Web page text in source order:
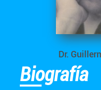
Dr.
Biografía